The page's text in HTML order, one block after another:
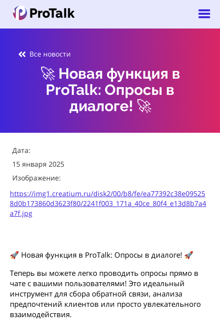
Все новости
🚀 Новая функция в
ProTalk: Опросы в
диалоге! 🚀
Дата:
15 января 2025
Изображение:
https://img1.creatium.ru/disk2/00/b8/fe/ea77392c38e09525
8d0b173860d3623f80/2241f003_171a_40ce_80f4_e13d8b7a4
a7f.jpg
🚀 Новая функция в ProTalk: Опросы в диалоге! 🚀
Теперь вы можете легко проводить опросы прямо в
чате с вашими пользователями! Это идеальный
инструмент для сбора обратной связи, анализа
предпочтений клиентов или просто увлекательного
взаимодействия.